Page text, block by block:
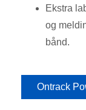
Ekstra
og
bånd.
Ontrack